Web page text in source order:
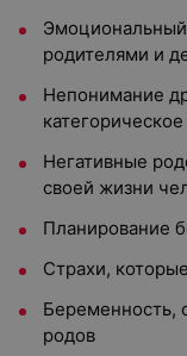
родителями и
Непонимание
Негативные
своей жизни
Планирование
Страхи,
Беременность,
родов